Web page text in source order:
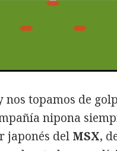
nos topamos de
nipona
japonés del MSX,